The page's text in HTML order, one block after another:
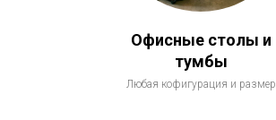
Офисные столы и
тумбы
Любая кофигурация и размер